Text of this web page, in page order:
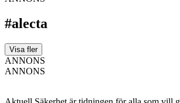
#alecta
Visa fler
ANNONS
ANNONS